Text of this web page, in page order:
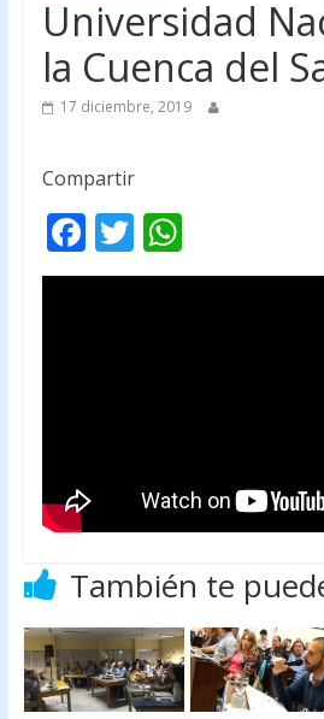
Universidad
la Cuenca del
17 diciembre, 2019
Compartir
F
ac
T
w
W
h
También te